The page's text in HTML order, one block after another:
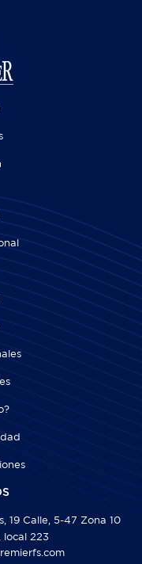
19 Calle, 5-47 Zona 10
local 223